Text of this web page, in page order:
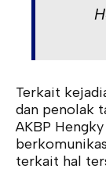
Terkait
dan penolak
AKBP
terkait hal